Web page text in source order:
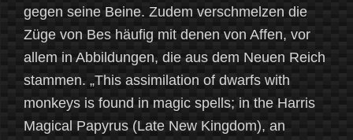
gegen seine Beine. Zudem verschmelzen die
Züge von Bes häufig mit denen von Affen, vor
allem in Abbildungen, die aus dem Neuen Reich
stammen. „This assimilation of dwarfs with
monkeys is found in magic spells; in the Harris
Magical Papyrus (Late New Kingdom), an